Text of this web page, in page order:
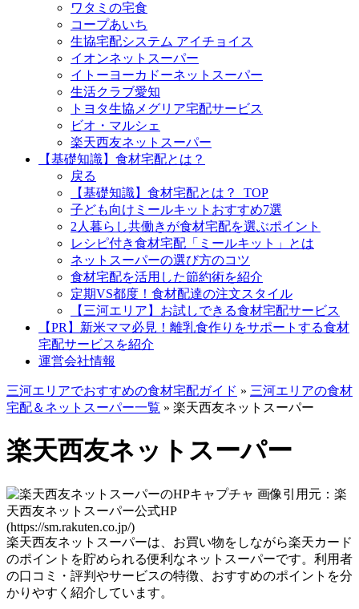
ワタミの宅食
コープあいち
生協宅配システム アイチョイス
イオンネットスーパー
イトーヨーカドーネットスーパー
生活クラブ愛知
トヨタ生協メグリア宅配サービス
ビオ・マルシェ
楽天西友ネットスーパー
【基礎知識】食材宅配とは？
戻る
【基礎知識】食材宅配とは？_TOP
子ども向けミールキットおすすめ7選
2人暮らし共働きが食材宅配を選ぶポイント
レシピ付き食材宅配「ミールキット」とは
ネットスーパーの選び方のコツ
食材宅配を活用した節約術を紹介
定期VS都度！食材配達の注文スタイル
【三河エリア】お試しできる食材宅配サービス
【PR】新米ママ必見！離乳食作りをサポートする食材
宅配サービスを紹介
運営会社情報
三河エリアでおすすめの食材宅配ガイド » 三河エリアの食材
宅配＆ネットスーパー一覧 » 楽天西友ネットスーパー
楽天西友ネットスーパー
画像引用元：楽
天西友ネットスーパー公式HP
(https://sm.rakuten.co.jp/)
楽天西友ネットスーパーは、お買い物をしながら楽天カード
のポイントを貯められる便利なネットスーパーです。利用者
の口コミ・評判やサービスの特徴、おすすめのポイントを分
かりやすく紹介しています。